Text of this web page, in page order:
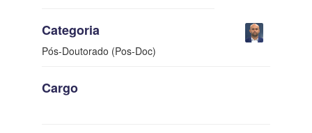
Categoria
Pós-Doutorado (Pos-Doc)
Cargo